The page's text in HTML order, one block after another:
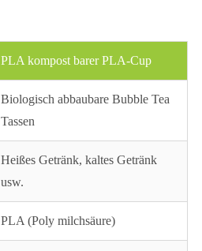
PLA kompost barer PLA-Cup
Biologisch abbaubare Bubble Tea
Tassen
Heißes Getränk, kaltes Getränk
usw.
PLA (Poly milchsäure)